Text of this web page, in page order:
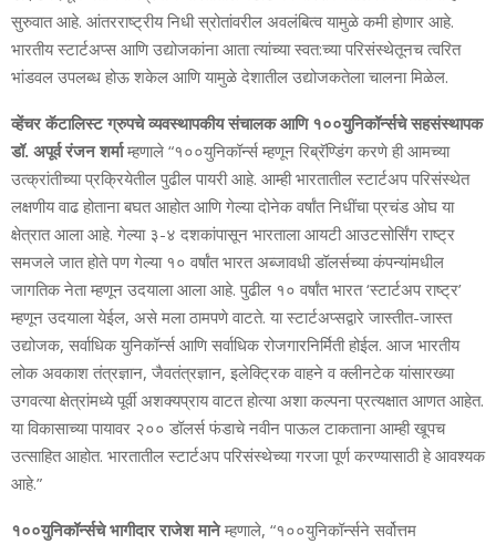
सुरुवात आहे. आंतरराष्ट्रीय निधी स्रोतांवरील अवलंबित्व यामुळे कमी होणार आहे.
भारतीय स्टार्टअप्स आणि उद्योजकांना आता त्यांच्या स्वत:च्या परिसंस्थेतूनच त्वरित
भांडवल उपलब्ध होऊ शकेल आणि यामुळे देशातील उद्योजकतेला चालना मिळेल.
व्हेंचर कॅटालिस्ट ग्रुपचे व्यवस्थापकीय संचालक आणि १००युनिकॉर्न्‍सचे सहसंस्थापक
डॉ. अपूर्व रंजन शर्माम्हणाले “१००युनिकॉर्न्‍स म्हणून रिब्रॅण्डिंग करणे ही आमच्या
उत्क्रांतीच्या प्रक्रियेतील पुढील पायरी आहे. आम्ही भारतातील स्टार्टअप परिसंस्थेत
लक्षणीय वाढ होताना बघत आहोत आणि गेल्या दोनेक वर्षांत निधींचा प्रचंड ओघ या
क्षेत्रात आला आहे. गेल्या ३-४ दशकांपासून भारताला आयटी आउटसोर्सिंग राष्ट्र
समजले जात होते पण गेल्या १० वर्षांत भारत अब्जावधी डॉलर्सच्या कंपन्यांमधील
जागतिक नेता म्हणून उदयाला आला आहे. पुढील १० वर्षांत भारत ‘स्टार्टअप राष्ट्र’
म्हणून उदयाला येईल, असे मला ठामपणे वाटते. या स्टार्टअप्सद्वारे जास्तीत-जास्त
उद्योजक, सर्वाधिक युनिकॉर्न्स आणि सर्वाधिक रोजगारनिर्मिती होईल. आज भारतीय
लोक अवकाश तंत्रज्ञान, जैवतंत्रज्ञान, इलेक्ट्रिक वाहने व क्लीनटेक यांसारख्या
उगवत्या क्षेत्रांमध्ये पूर्वी अशक्यप्राय वाटत होत्या अशा कल्पना प्रत्यक्षात आणत आहेत.
या विकासाच्या पायावर २०० डॉलर्स फंडाचे नवीन पाऊल टाकताना आम्ही खूपच
उत्साहित आहोत. भारतातील स्टार्टअप परिसंस्थेच्या गरजा पूर्ण करण्यासाठी हे आवश्यक
आहे.”
१००युनिकॉर्न्‍सचे भागीदार राजेश मानेम्‍हणाले, “१००युनिकॉर्न्‍सने सर्वोत्तम